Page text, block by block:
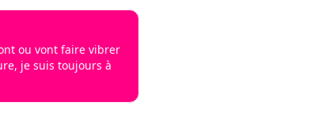
ou vont faire vibrer
je suis toujours à